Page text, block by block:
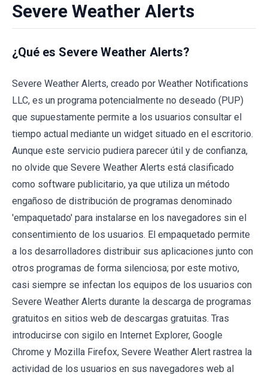
Severe Weather Alerts
¿Qué es Severe Weather Alerts?
Severe Weather Alerts, creado por Weather Notifications
LLC, es un programa potencialmente no deseado (PUP)
que supuestamente permite a los usuarios consultar el
tiempo actual mediante un widget situado en el escritorio.
Aunque este servicio pudiera parecer útil y de confianza,
no olvide que Severe Weather Alerts está clasificado
como software publicitario, ya que utiliza un método
engañoso de distribución de programas denominado
'empaquetado' para instalarse en los navegadores sin el
consentimiento de los usuarios. El empaquetado permite
a los desarrolladores distribuir sus aplicaciones junto con
otros programas de forma silenciosa; por este motivo,
casi siempre se infectan los equipos de los usuarios con
Severe Weather Alerts durante la descarga de programas
gratuitos en sitios web de descargas gratuitas. Tras
introducirse con sigilo en Internet Explorer, Google
Chrome y Mozilla Firefox, Severe Weather Alert rastrea la
actividad de los usuarios en sus navegadores web al